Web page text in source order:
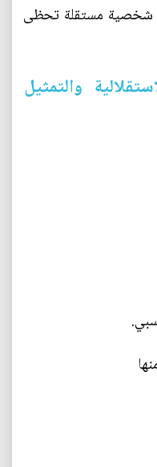
شخصية مستقلة تحظى
والتمثيل